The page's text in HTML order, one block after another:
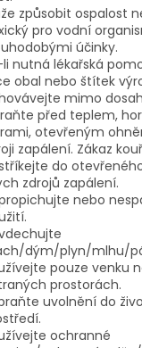
způsobit ospalost
pro vodní
účinky.
nutná lékařská
obal nebo štítek
mimo
před teplem,
otevřeným
zapálení. Zákaz
do
zdrojů zapálení.
nebo
dým/plyn/mlhu/
pouze venku
prostorách.
uvolnění do
ochranné